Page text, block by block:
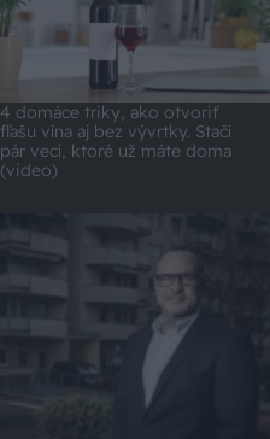
4 domáce triky, ako otvoriť
fľašu vína aj bez vývrtky. Stačí
pár vecí, ktoré už máte doma
(video)